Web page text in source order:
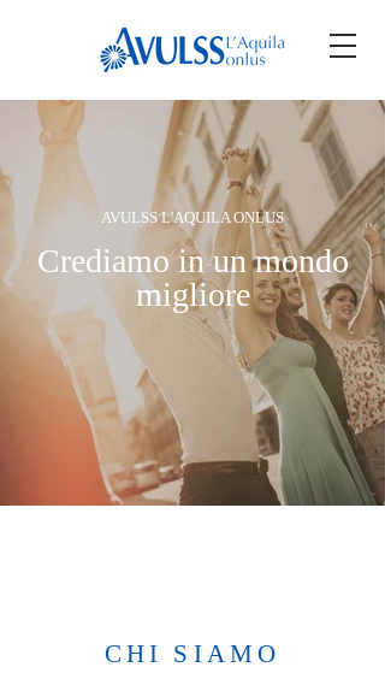
AVULSS L'AQUILA ONLUS
Crediamo in un mondo
migliore
CHI SIAMO